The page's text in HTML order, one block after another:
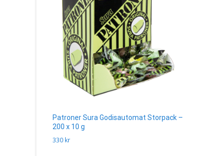
Patroner Sura Godisautomat Storpack –
200 x 10 g
330 kr